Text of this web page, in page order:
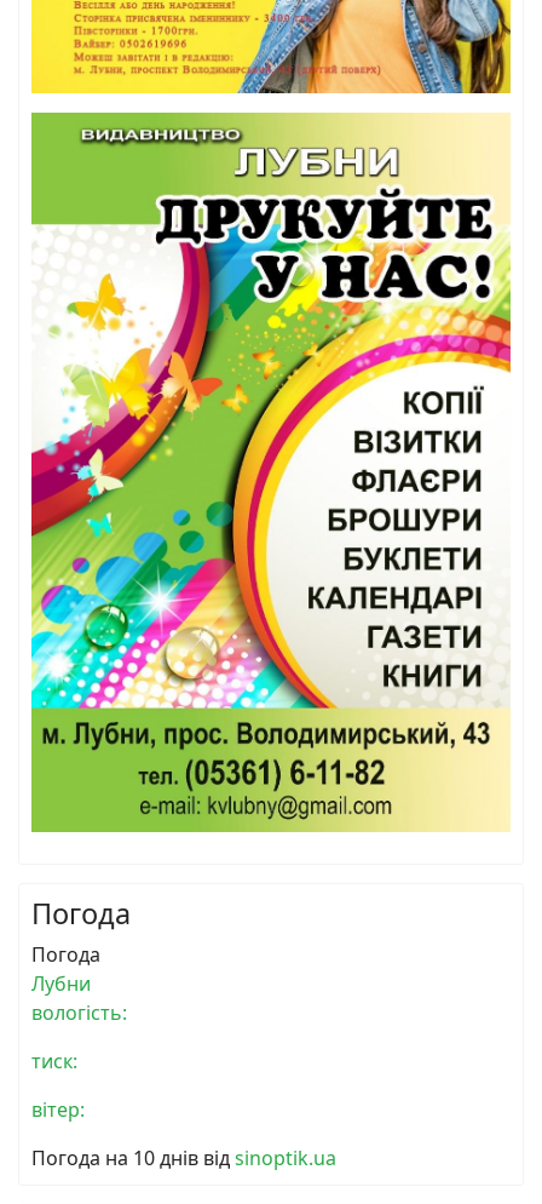
Погода
Погода
Лубни
вологість:
тиск:
вітер:
Погода на 10 днів відsinoptik.ua